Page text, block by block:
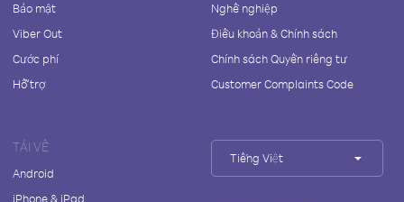
Bảo mật
Viber Out
Cước phí
Hỗ trợ
Nghề nghiệp
Điều khoản & Chính sách
Chính sách Quyền riêng tư
Customer Complaints Code
TẢI VỀ
Android
iPhone & iPad
Tiếng Việt